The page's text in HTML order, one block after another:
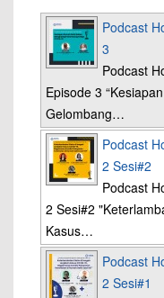
Podcast
3
Podcast
Episode 3
Gelombang…
Podcast
2 Sesi#2
Podcast
2 Sesi#2
Kasus…
Podcast
2 Sesi#1